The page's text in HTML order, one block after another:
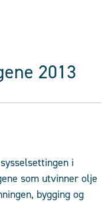
2013
i
som utvinner olje
bygging og